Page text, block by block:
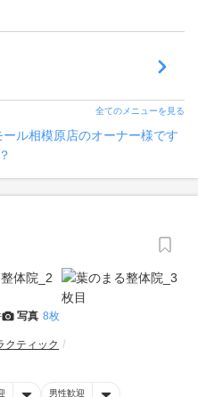
全てのメニューを見る
ル相模原店のオーナー様です
写真 8枚
クティック
男性歓迎